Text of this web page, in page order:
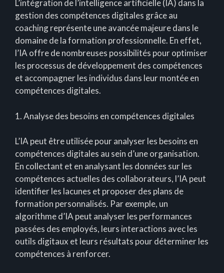
L’intégration de l’intelligence artificielle (IA) dans la
gestion des compétences digitales grâce au
coaching représente une avancée majeure dans le
domaine de la formation professionnelle. En effet,
l’IA offre de nombreuses possibilités pour optimiser
les processus de développement des compétences
et accompagner les individus dans leur montée en
compétences digitales.
1. Analyse des besoins en compétences digitales
L’IA peut être utilisée pour analyser les besoins en
compétences digitales au sein d’une organisation.
En collectant et en analysant les données sur les
compétences actuelles des collaborateurs, l’IA peut
identifier les lacunes et proposer des plans de
formation personnalisés. Par exemple, un
algorithme d’IA peut analyser les performances
passées des employés, leurs interactions avec les
outils digitaux et leurs résultats pour déterminer les
compétences à renforcer.